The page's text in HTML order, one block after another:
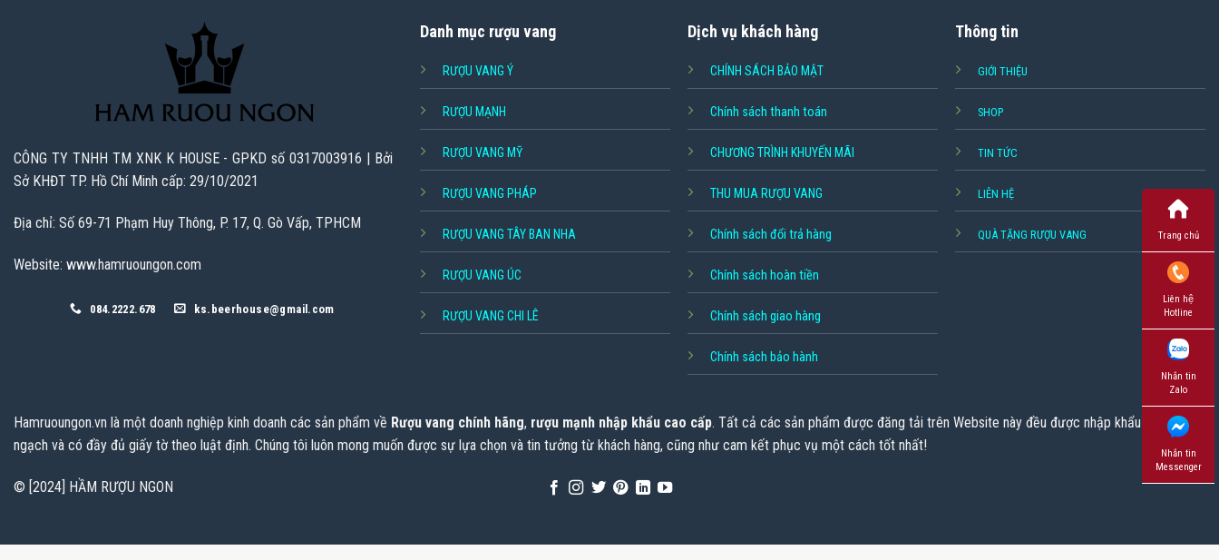
CÔNG TY TNHH TM XNK K HOUSE - GPKD số 0317003916 | Bởi
Sở KHĐT TP. Hồ Chí Minh cấp: 29/10/2021
Địa chỉ: Số 69-71 Phạm Huy Thông, P. 17, Q. Gò Vấp, TPHCM
Website: www.hamruoungon.com
084.2222.678 ks.beerhouse@gmail.com
Danh mục rượu vang
RƯỢU VANG Ý
RƯỢU MẠNH
RƯỢU VANG MỸ
RƯỢU VANG PHÁP
RƯỢU VANG TÂY BAN NHA
RƯỢU VANG ÚC
RƯỢU VANG CHI LÊ
Dịch vụ khách hàng
CHÍNH SÁCH BẢO MẬT
Chính sách thanh toán
CHƯƠNG TRÌNH KHUYẾN MÃI
THU MUA RƯỢU VANG
Chính sách đổi trả hàng
Chính sách hoàn tiền
Chính sách giao hàng
Chính sách bảo hành
Thông tin
GIỚI THIỆU
SHOP
TIN TỨC
LIÊN HỆ
QUÀ TẶNG RƯỢU VANG
Hamruoungon.vn là một doanh nghiệp kinh doanh các sản phẩm về Rượu vang chính hãng, rượu mạnh nhập khẩu cao cấp. Tất cả các sản phẩm được đăng tải trên Website này đều được nhập khẩu chính
ngạch và có đầy đủ giấy tờ theo luật định. Chúng tôi luôn mong muốn được sự lựa chọn và tin tưởng từ khách hàng, cũng như cam kết phục vụ một cách tốt nhất!
© [2024] HẦM RƯỢU NGON
Trang chủ
Liên hệ
Hotline
Nhắn tin
Zalo
Nhắn tin
Messenger